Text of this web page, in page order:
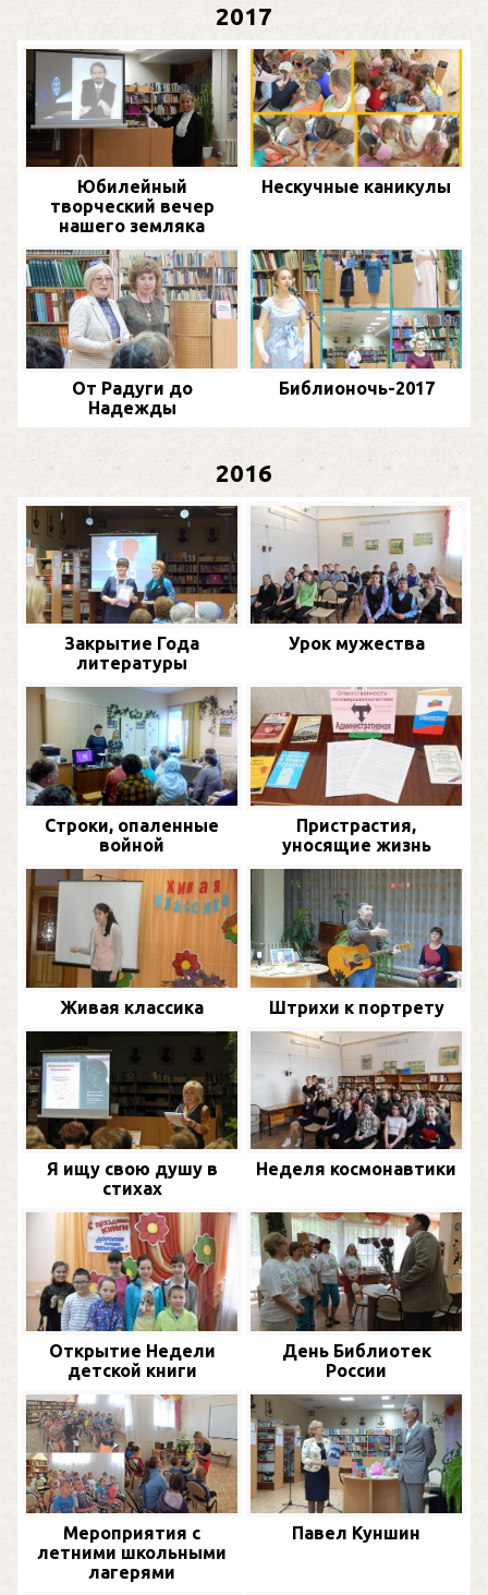
2017
Юбилейный
творческий вечер
нашего земляка
Нескучные каникулы
От Радуги до
Надежды
Библионочь-2017
2016
Закрытие Года
литературы
Урок мужества
Строки, опаленные
войной
Пристрастия,
уносящие жизнь
Живая классика Штрихи к портрету
Я ищу свою душу в
стихах
Неделя космонавтики
Открытие Недели
детской книги
День Библиотек
России
Мероприятия с
летними школьными
лагерями
Павел Куншин